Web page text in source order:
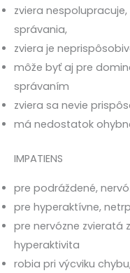
zviera
správania,
zviera je
môže byť aj pre
správaním
zviera sa nevie
má nedostatok
IMPATIENS
pre podráždené,
pre hyperaktívne,
pre nervózne zvieratá
hyperaktivita
robia pri výcviku